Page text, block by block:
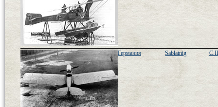
Германия Sablatnig